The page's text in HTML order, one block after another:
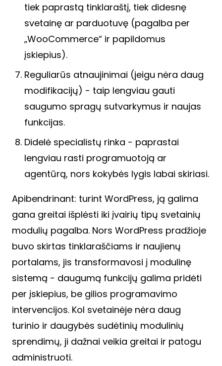
tiek paprastą tinklaraštį, tiek didesnę
svetainę ar parduotuvę (pagalba per
„WooCommerce“ ir papildomus
įskiepius).
Reguliarūs atnaujinimai (jeigu nėra daug
modifikacijų) - taip lengviau gauti
saugumo spragų sutvarkymus ir naujas
funkcijas.
Didelė specialistų rinka - paprastai
lengviau rasti programuotoją ar
agentūrą, nors kokybės lygis labai skiriasi.
Apibendrinant: turint WordPress, ją galima
gana greitai išplėsti iki įvairių tipų svetainių
modulių pagalba. Nors WordPress pradžioje
buvo skirtas tinklaraščiams ir naujienų
portalams, jis transformavosi į modulinę
sistemą - daugumą funkcijų galima pridėti
per įskiepius, be gilios programavimo
intervencijos. Kol svetainėje nėra daug
turinio ir daugybės sudėtinių modulinių
sprendimų, ji dažnai veikia greitai ir patogu
administruoti.